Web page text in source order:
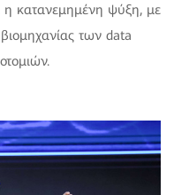
κατανεμημένη ψύξη, με
των data